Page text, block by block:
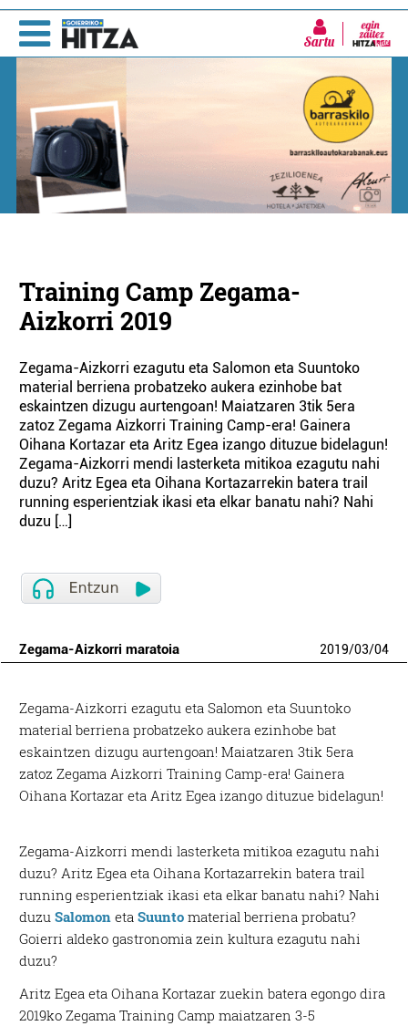
Sartu
Training Camp Zegama-
Aizkorri 2019
Zegama-Aizkorri ezagutu eta Salomon eta Suuntoko
material berriena probatzeko aukera ezinhobe bat
eskaintzen dizugu aurtengoan! Maiatzaren 3tik 5era
zatoz Zegama Aizkorri Training Camp-era! Gainera
Oihana Kortazar eta Aritz Egea izango dituzue bidelagun!
Zegama-Aizkorri mendi lasterketa mitikoa ezagutu nahi
duzu? Aritz Egea eta Oihana Kortazarrekin batera trail
running esperientziak ikasi eta elkar banatu nahi? Nahi
duzu […]
Zegama-Aizkorri maratoia 2019/03/04
Zegama-Aizkorri ezagutu eta Salomon eta Suuntoko
material berriena probatzeko aukera ezinhobe bat
eskaintzen dizugu aurtengoan! Maiatzaren 3tik 5era
zatoz Zegama Aizkorri Training Camp-era! Gainera
Oihana Kortazar eta Aritz Egea izango dituzue bidelagun!
Zegama-Aizkorri mendi lasterketa mitikoa ezagutu nahi
duzu? Aritz Egea eta Oihana Kortazarrekin batera trail
running esperientziak ikasi eta elkar banatu nahi? Nahi
duzuSalomon etaSuunto material berriena probatu?
Goierri aldeko gastronomia zein kultura ezagutu nahi
duzu?
Aritz Egea eta Oihana Kortazar zuekin batera egongo dira
2019ko Zegama Training Camp maiatzaren 3-5